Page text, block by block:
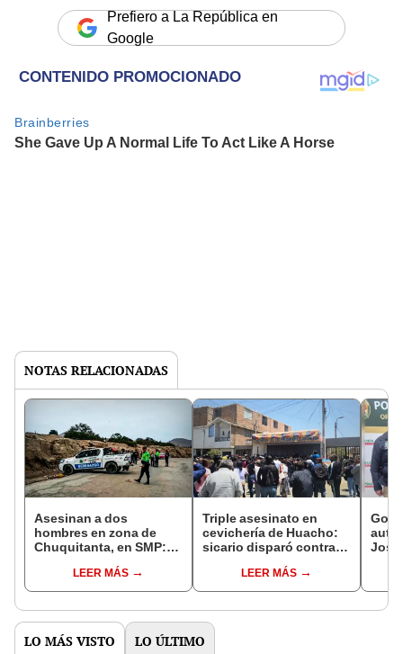
Prefiero a La República en
Google
NOTAS RELACIONADAS
Asesinan a dos
hombres en zona de
Chuquitanta, en SMP:
otro crimen hace 48
horas
LEER MÁS
Triple asesinato en
cevichería de Huacho:
sicario disparó contra
dos hombres mientras
comían
LEER MÁS
LO MÁS VISTO LO ÚLTIMO